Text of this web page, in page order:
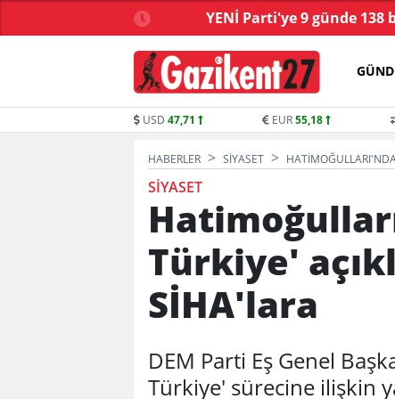
yasa tartışmalarla
başladı
YENİ Parti'ye 9 günde 138
USD 47,71 EUR55,18
HABERLER SIYASET
SIYASET
Türkiye'
SİHA'lara
DEM Parti Eş Genel
Türkiye' sürecine ilişkin